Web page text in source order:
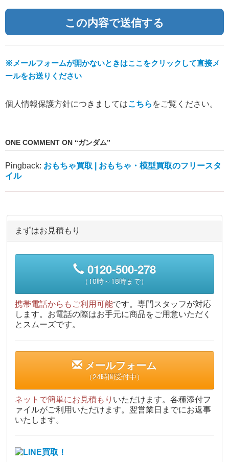
※メールフォームが開かないときはここをクリックして直接メ
ールをお送りください
個人情報保護方針につきましてはこちら をご覧ください。
ONE COMMENT ON “ガンダム”
Pingback: おもちゃ買取 | おもちゃ・模型買取のフリースタ
イル
まずはお見積もり
0120-500-278
（10時～18時まで）
携帯電話からもご利用可能です。専門スタッフが対応
します。お電話の際はお手元に商品をご用意いただく
とスムーズです。
メールフォーム
（24時間受付中）
ネットで簡単にお見積もり いただけます。各種添付フ
ァイルがご利用いただけます。翌営業日までにお返事
いたします。